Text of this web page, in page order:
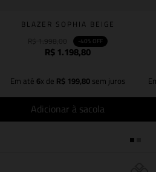
BLAZER SOPHIA BEIGE
-40% OFF
R$1.198,80
Em até 6x de R$199,80sem juros
Adicionar à sacola